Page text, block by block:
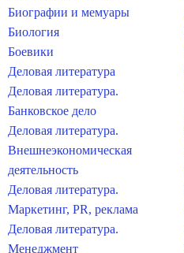
Биографии и мемуары
Биология
Боевики
Деловая литература
Деловая литература.
Банковское дело
Деловая литература.
Внешнеэкономическая
деятельность
Деловая литература.
Маркетинг, PR, реклама
Деловая литература.
Менеджмент